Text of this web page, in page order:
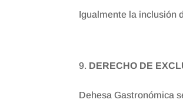
Igualmente la inclusión
DERECHO DE
Dehesa Gastronómica